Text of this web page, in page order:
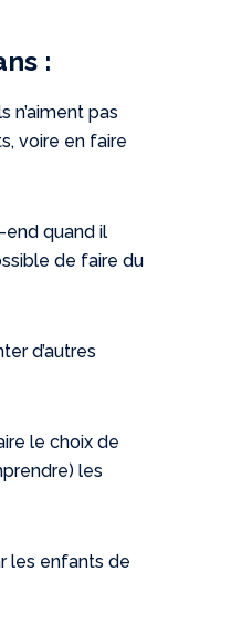
:
n’aiment pas
voire en faire
end quand il
de faire du
d’autres
le choix de
les
les enfants de